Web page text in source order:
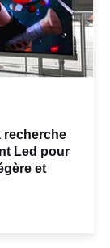
recherche
Led pour
et